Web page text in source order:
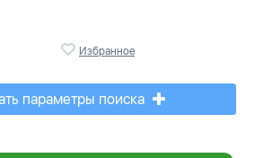
Избранное
параметры поиска